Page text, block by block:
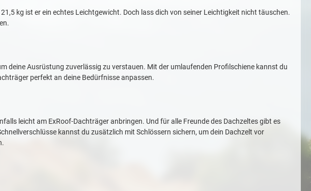
kg ist er ein echtes Leichtgewicht. Doch lass dich von seiner Leichtigkeit nicht täuschen.
deine Ausrüstung zuverlässig zu verstauen. Mit der umlaufenden Profilschiene kannst du
perfekt an deine Bedürfnisse anpassen.
leicht am ExRoof-Dachträger anbringen. Und für alle Freunde des Dachzeltes gibt es
kannst du zusätzlich mit Schlössern sichern, um dein Dachzelt vor